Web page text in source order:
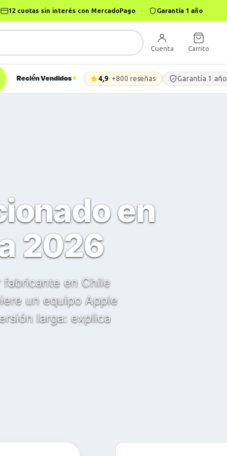
12 cuotas sin interés con MercadoPago · Garantía 1 año
Cuenta Carrito
Recién Vendidos 4,9· +800 reseñas Garantía 1 año
en
2026
en Chile
un equipo Apple
larga: explica